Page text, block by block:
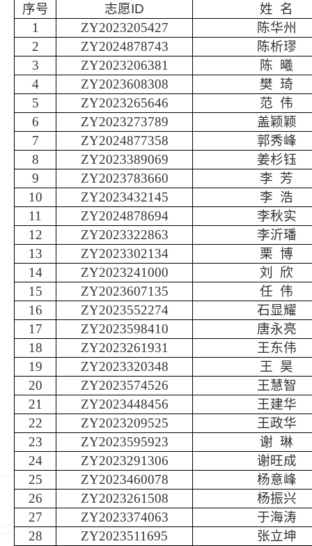
序号 志愿ID 姓 名
1
ZY2023205427
陈华州
2
ZY2024878743
陈析璆
3
ZY2023206381 陈 曦
4
ZY2023608308 樊 琦
5
ZY2023265646 范 伟
6
ZY2023273789
盖颖颖
7
ZY2024877358
郭秀峰
8
ZY2023389069
姜杉钰
9
ZY2023783660 李 芳
10
ZY2023432145 李 浩
11
ZY2024878694
李秋实
12
ZY2023322863
李沂璠
13
ZY2023302134 栗 博
14
ZY2023241000 刘
欣
15
ZY2023607135 任 伟
16
ZY2023552274
石显耀
17
ZY2023598410
唐永亮
18
ZY2023261931
王东伟
19
ZY2023320348 王
昊
20
ZY2023574526
王慧智
21
ZY2023448456
王建华
22
ZY2023209525
王政华
23
ZY2023595923 谢 琳
24
ZY2023291306
谢旺成
25
ZY2023460078
杨意峰
26
ZY2023261508
杨振兴
27
ZY2023374063
于海涛
28
ZY2023511695
张立坤